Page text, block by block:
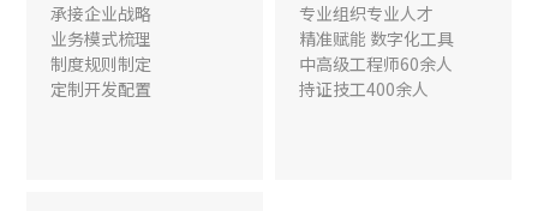
承接企业战略
业务模式梳理
制度规则制定
定制开发配置
专业组织专业人才
精准赋能 数字化工具
中高级工程师60余人
持证技工400余人